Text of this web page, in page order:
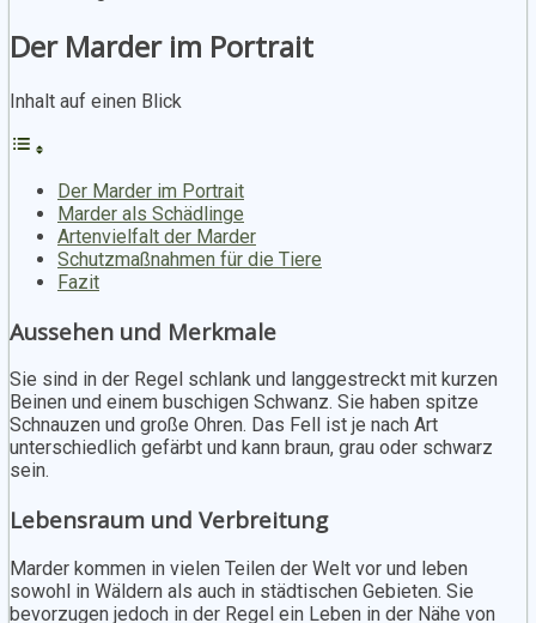
Der Marder im Portrait
Inhalt auf einen Blick
Der Marder im Portrait
Marder als Schädlinge
Artenvielfalt der Marder
Schutzmaßnahmen für die Tiere
Fazit
Aussehen und Merkmale
Sie sind in der Regel schlank und langgestreckt mit kurzen
Beinen und einem buschigen Schwanz. Sie haben spitze
Schnauzen und große Ohren. Das Fell ist je nach Art
unterschiedlich gefärbt und kann braun, grau oder schwarz
sein.
Lebensraum und Verbreitung
Marder kommen in vielen Teilen der Welt vor und leben
sowohl in Wäldern als auch in städtischen Gebieten. Sie
bevorzugen jedoch in der Regel ein Leben in der Nähe von